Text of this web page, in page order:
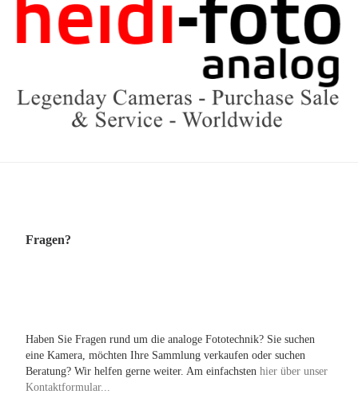
Fragen?
Haben Sie Fragen rund um die analoge Fototechnik? Sie suchen
eine Kamera, möchten Ihre Sammlung verkaufen oder suchen
Beratung? Wir helfen gerne weiter. Am einfachsten hier über unser
Kontaktformular...